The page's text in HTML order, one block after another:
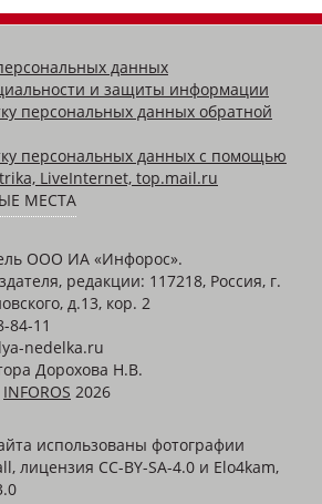
данных
и защиты информации
персональных данных обратной
персональных данных с помощью
LiveInternet, top.mail.ru
МЕСТА
ООО ИА «Инфорос».
редакции: 117218, Россия, г.
д.13, кор. 2
84-11
nedelka.ru
Дорохова Н.В.
INFOROS 2026
использованы фотографии
лицензия CC-BY-SA-4.0 и Elo4kam,